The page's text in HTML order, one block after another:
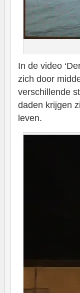
In de video
zich door
verschillende
daden krijgen
leven.